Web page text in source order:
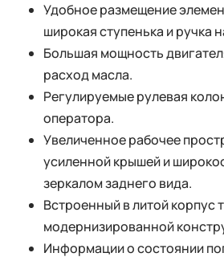
Удобное размещение
широкая ступенька и ручка
Большая мощность
расход масла.
Регулируемые рулевая
оператора.
Увеличенное рабочее
усиленной крышей и
зеркалом заднего вида.
Встроенный в литой корпус
модернизированной
Информации о состоянии